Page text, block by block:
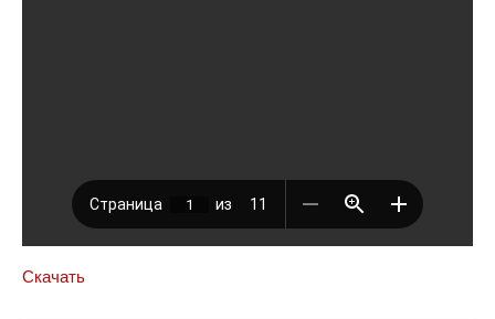
Скачать